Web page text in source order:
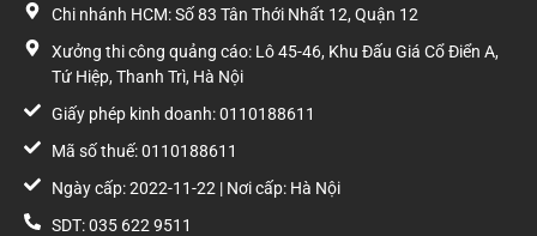
Chi nhánh HCM: Số 83 Tân Thới Nhất 12, Quận 12
Xưởng thi công quảng cáo: Lô 45-46, Khu Đấu Giá Cổ Điển A,
Tứ Hiệp, Thanh Trì, Hà Nội
Giấy phép kinh doanh: 0110188611
Mã số thuế: 0110188611
Ngày cấp: 2022-11-22 | Nơi cấp: Hà Nội
SDT: 035 622 9511